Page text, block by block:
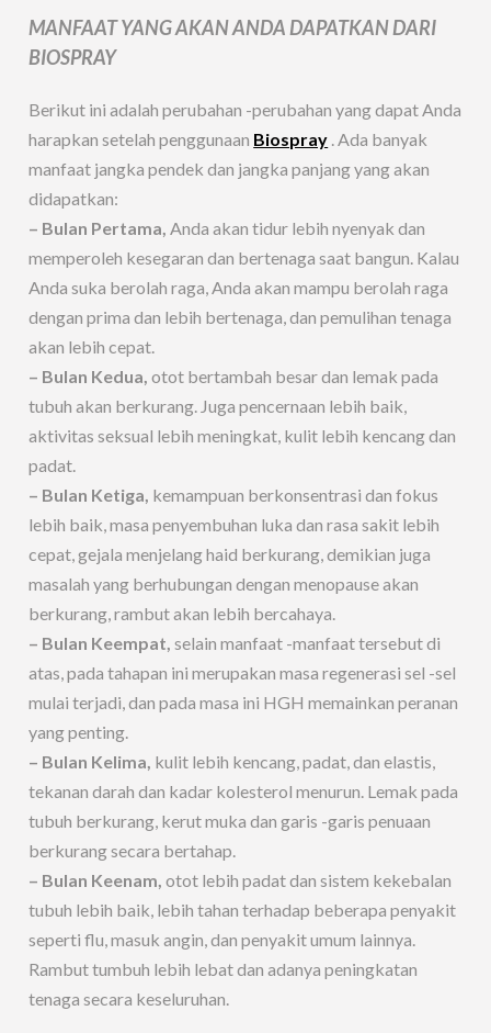
MANFAAT YANG AKAN ANDA DAPATKAN DARI
BIOSPRAY
Berikut ini adalah perubahan -perubahan yang dapat Anda
harapkan setelah penggunaan Biospray . Ada banyak
manfaat jangka pendek dan jangka panjang yang akan
didapatkan:
– Bulan Pertama, Anda akan tidur lebih nyenyak dan
memperoleh kesegaran dan bertenaga saat bangun. Kalau
Anda suka berolah raga, Anda akan mampu berolah raga
dengan prima dan lebih bertenaga, dan pemulihan tenaga
akan lebih cepat.
– Bulan Kedua, otot bertambah besar dan lemak pada
tubuh akan berkurang. Juga pencernaan lebih baik,
aktivitas seksual lebih meningkat, kulit lebih kencang dan
padat.
– Bulan Ketiga, kemampuan berkonsentrasi dan fokus
lebih baik, masa penyembuhan luka dan rasa sakit lebih
cepat, gejala menjelang haid berkurang, demikian juga
masalah yang berhubungan dengan menopause akan
berkurang, rambut akan lebih bercahaya.
– Bulan Keempat, selain manfaat -manfaat tersebut di
atas, pada tahapan ini merupakan masa regenerasi sel -sel
mulai terjadi, dan pada masa ini HGH memainkan peranan
yang penting.
– Bulan Kelima, kulit lebih kencang, padat, dan elastis,
tekanan darah dan kadar kolesterol menurun. Lemak pada
tubuh berkurang, kerut muka dan garis -garis penuaan
berkurang secara bertahap.
– Bulan Keenam, otot lebih padat dan sistem kekebalan
tubuh lebih baik, lebih tahan terhadap beberapa penyakit
seperti flu, masuk angin, dan penyakit umum lainnya.
Rambut tumbuh lebih lebat dan adanya peningkatan
tenaga secara keseluruhan.